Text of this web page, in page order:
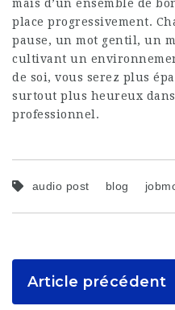
mais d’un ensemble de
place progressivement.
pause, un mot gentil, un
cultivant un
de soi, vous serez plus
surtout plus heureux
professionnel.
audio post blog
Article précédent